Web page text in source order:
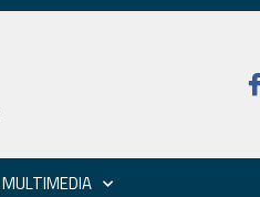
MULTIMEDIA